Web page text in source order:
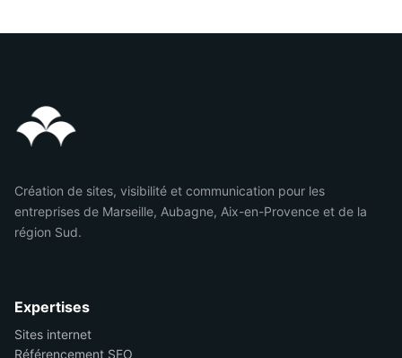
Création de sites, visibilité et communication pour les
entreprises de Marseille, Aubagne, Aix-en-Provence et de la
région Sud.
Expertises
Sites internet
Référencement SEO